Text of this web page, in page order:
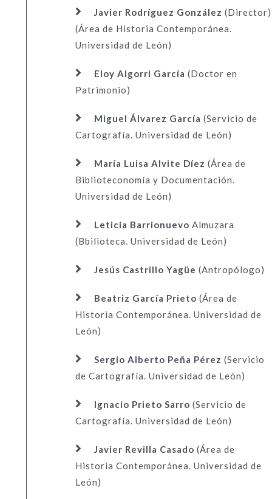
Javier Rodríguez González (Director)
(Área de Historia Contemporánea.
Universidad de León)
Eloy Algorri García (Doctor en
Patrimonio)
Miguel Álvarez García (Servicio de
Cartografía. Universidad de León)
María Luisa Alvite Díez (Área de
Biblioteconomía y Documentación.
Universidad de León)
Leticia Barrionuevo Almuzara
(Bbilioteca. Universidad de León)
Jesús Castrillo Yagüe (Antropólogo)
Beatriz García Prieto (Área de
Historia Contemporánea. Universidad de
León)
Sergio Alberto Peña Pérez (Servicio
de Cartografía. Universidad de León)
Ignacio Prieto Sarro (Servicio de
Cartografía. Universidad de León)
Javier Revilla Casado (Área de
Historia Contemporánea. Universidad de
León)